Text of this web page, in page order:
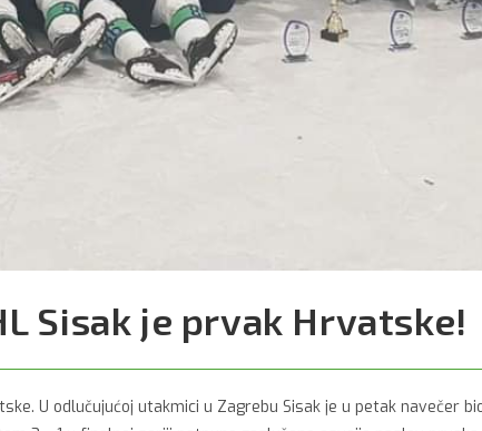
Sisak je prvak Hrvatske!
U odlučujućoj utakmici u Zagrebu Sisak je u petak navečer